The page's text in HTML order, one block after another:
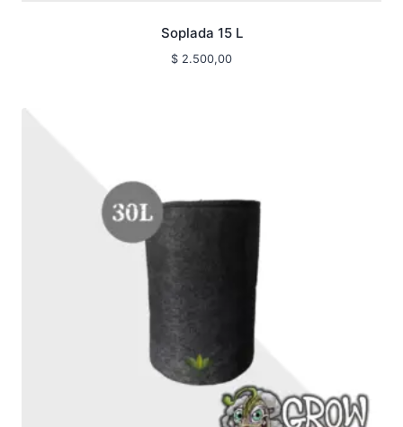
Soplada 15 L
$ 2.500,00